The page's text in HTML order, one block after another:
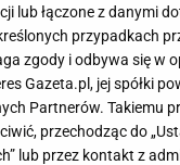
lub łączone z danymi
przypadkach
zgody i odbywa się w
Gazeta.pl, jej spółki
Partnerów. Takiemu
przechodząc do
lub przez kontakt z